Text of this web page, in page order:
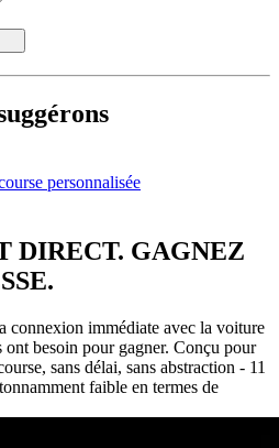
personnalisée
DIRECT. GAGNEZ
connexion immédiate avec la voiture
besoin pour gagner. Conçu pour
sans délai, sans abstraction - 11
faible en termes de